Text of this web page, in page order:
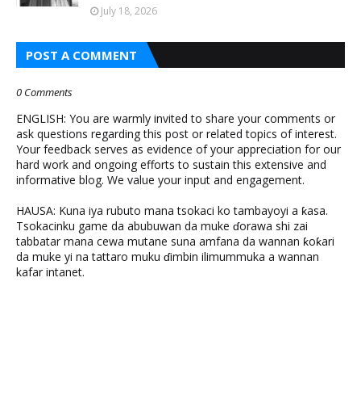
July 18, 2026
POST A COMMENT
0 Comments
ENGLISH: You are warmly invited to share your comments or
ask questions regarding this post or related topics of interest.
Your feedback serves as evidence of your appreciation for our
hard work and ongoing efforts to sustain this extensive and
informative blog. We value your input and engagement.
HAUSA: Kuna iya rubuto mana tsokaci ko tambayoyi a ƙasa.
Tsokacinku game da abubuwan da muke ɗorawa shi zai
tabbatar mana cewa mutane suna amfana da wannan ƙoƙari
da muke yi na tattaro muku ɗimbin ilimummuka a wannan
kafar intanet.